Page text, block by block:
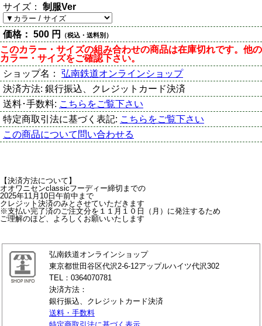
サイズ： 制服Ver
価格： 500 円 （税込・送料別）
このカラー・サイズの組み合わせの商品は在庫切れです。他の
カラー・サイズをご確認下さい。
ショップ名： 弘南鉄道オンラインショップ
決済方法: 銀行振込、クレジットカード決済
送料･手数料: こちらをご覧下さい
特定商取引法に基づく表記: こちらをご覧下さい
この商品について問い合わせる
【決済方法について】
オオワニセンclassicフーディー締切までの
2025年11月10日午前中まで
クレジット決済のみとさせていただきます
※支払い完了済のご注文分を１１月１０日（月）に発注するため
ご理解のほど、よろしくお願いいたします
弘南鉄道オンラインショップ
東京都世田谷区代沢2-6-12アップルハイツ代沢302
TEL：0364070781
決済方法：
銀行振込、クレジットカード決済
送料・手数料